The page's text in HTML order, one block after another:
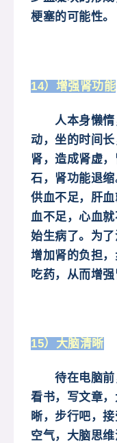
梗塞的可能性。
14）增强肾功能
人本身懒惰
动，坐的时间
肾，造成肾虚
石，肾功能退
供血不足，肝
血不足，心血
始生病了。为了
增加肾的负担
吃药，从而增强
15）大脑清晰
待在电脑前
看书，写文章
晰，步行吧，
空气，大脑思